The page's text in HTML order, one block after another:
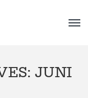
JUNI